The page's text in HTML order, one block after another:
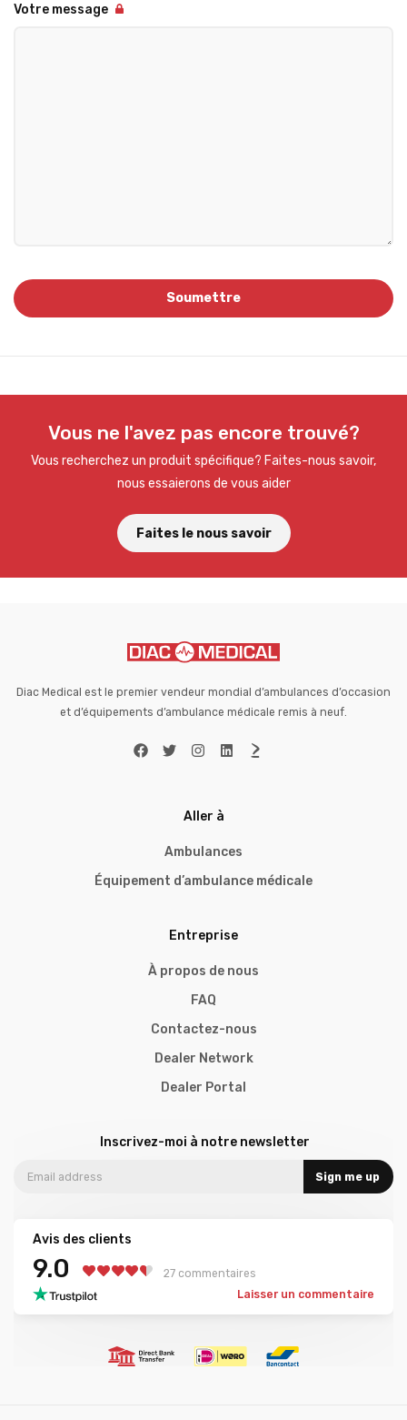
Votre message
Vous ne l'avez pas encore trouvé?
Vous recherchez un produit spécifique? Faites-nous savoir,
nous essaierons de vous aider
Faites le nous savoir
Diac Medical est le premier vendeur mondial d’ambulances d’occasion
et d’équipements d’ambulance médicale remis à neuf.
Aller à
Ambulances
Équipement d’ambulance médicale
Entreprise
À propos de nous
FAQ
Contactez-nous
Dealer Network
Dealer Portal
Inscrivez-moi à notre newsletter
Sign me up
Avis des clients
9.0
27 commentaires
Laisser un commentaire